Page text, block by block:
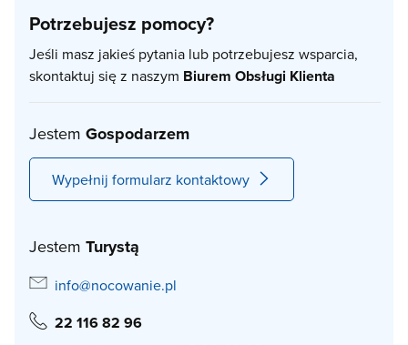
Potrzebujesz pomocy?
Jeśli masz jakieś pytania lub potrzebujesz wsparcia,
skontaktuj się z naszym Biurem Obsługi Klienta
Jestem Gospodarzem
Wypełnij formularz kontaktowy
Jestem Turystą
info@nocowanie.pl
22 116 82 96